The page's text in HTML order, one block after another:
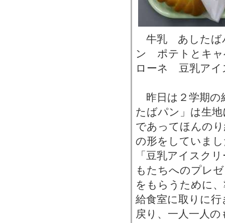
牛乳 あしたば
ン ポテトとキ
ローネ 豆乳アイ
昨日は２学期の
たばパン」は生
であってほんの
の形をしていま
「豆乳アイスク
もたちへのプレ
をもらうために
給食室に取りに
戻り、一人一人